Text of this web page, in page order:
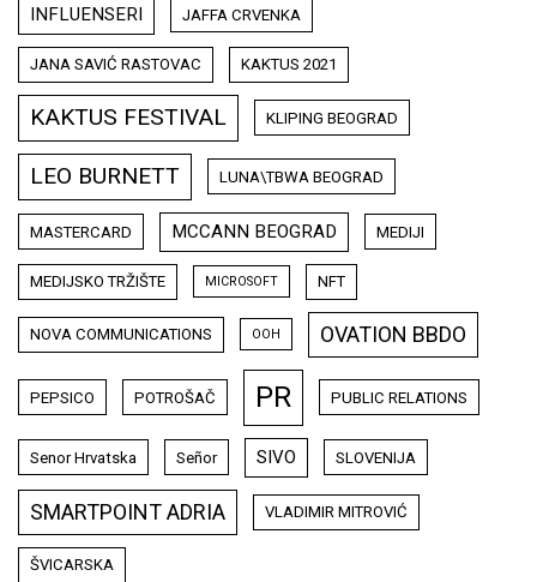
INFLUENSERI JAFFA CRVENKA
JANA SAVIĆ RASTOVAC KAKTUS 2021
KAKTUS FESTIVAL KLIPING BEOGRAD
LEO BURNETT LUNA\TBWA BEOGRAD
MASTERCARD MCCANN BEOGRAD MEDIJI
MEDIJSKO TRŽIŠTE MICROSOFT NFT
NOVA COMMUNICATIONS OOH OVATION BBDO
PEPSICO POTROŠAČ PR PUBLIC RELATIONS
Senor Hrvatska Señor SIVO SLOVENIJA
SMARTPOINT ADRIA VLADIMIR MITROVIĆ
ŠVICARSKA